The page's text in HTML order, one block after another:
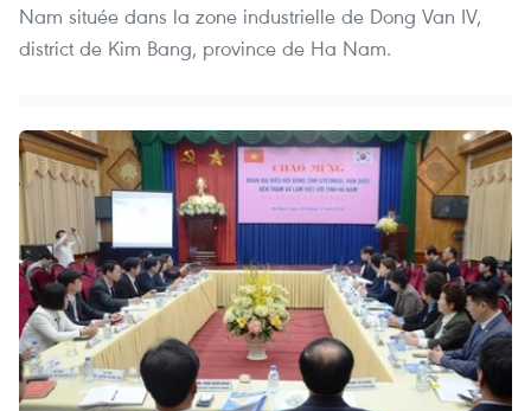
Nam située dans la zone industrielle de Dong Van IV,
district de Kim Bang, province de Ha Nam.